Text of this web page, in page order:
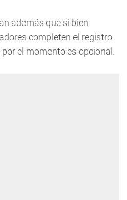
además que si bien
completen el registro
el momento es opcional.